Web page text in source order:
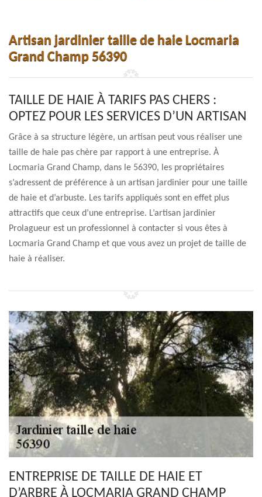
Artisan jardinier taille de haie Locmaria
Grand Champ 56390
TAILLE DE HAIE À TARIFS PAS CHERS :
OPTEZ POUR LES SERVICES D’UN ARTISAN
Grâce à sa structure légère, un artisan peut vous réaliser une
taille de haie pas chère par rapport à une entreprise. À
Locmaria Grand Champ, dans le 56390, les propriétaires
s’adressent de préférence à un artisan jardinier pour une taille
de haie et d’arbuste. Les tarifs appliqués sont en effet plus
attractifs que ceux d’une entreprise. L’artisan jardinier
Prolagueur est un professionnel à contacter si vous êtes à
Locmaria Grand Champ et que vous avez un projet de taille de
haie à réaliser.
ENTREPRISE DE TAILLE DE HAIE ET
D’ARBRE À LOCMARIA GRAND CHAMP